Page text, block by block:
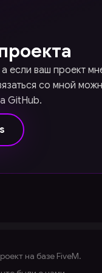
если ваш проект
со мной
GitHub.
на базе FiveM.